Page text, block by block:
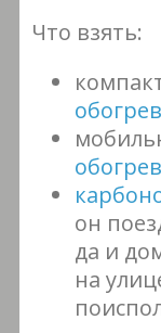
Что взять:
он
да и
на